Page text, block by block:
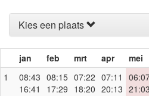
Kies een plaats
jan feb mrt apr mei
1
08:43
16:41
08:15
17:29
07:22
18:20
07:11
20:13 21:03